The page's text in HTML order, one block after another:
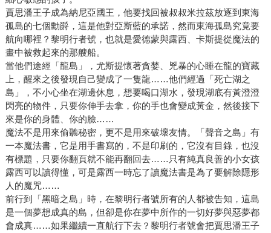
賈思潘王子成為納尼亞國王，他要找回被叔叔米拉茲放逐到東海
孤島的七個勳爵，這是他對亞斯藍的承諾，然而東海孤島究竟要
航向哪裡？黎明行者號，也就是愛德蒙與露西、卡斯提從魔法的
畫中被救起來的那艘船。
當他們途經「龍島」，尤斯提懷著貪婪、兇暴的心睡在龍的寶藏
上，醒來之後發現自己變成了一隻龍……他們經過「死亡湖之
島」，不小心坐在湖邊休息，想要喝口湖水，發現湖底有黃澄澄
閃亮的物件，只要你伸手去拿，你的手也會變成黃金，然後接下
來是你的身體、你的臉……
魔法不是用來偷聽秘密，更不是用來破壞友情。「聲音之島」有
一本魔法書，它是用手書寫的，不是印刷的，它沒有目錄，也沒
有標題，只要你翻頁就不能再翻回去……只有純真良善的小女孩
露西可以讀得懂，可是露西一時忘了讀魔法書是為了要解除隱形
人的魔咒……
前行到「黑暗之島」時，在黎明行者號所有的人都被告知，這島
是一個夢想成真的島，但卻是你在夢中所作的一切好夢與惡夢都
會成真……如果繼續一直航行下去？黎明行者號會把賈思潘王子